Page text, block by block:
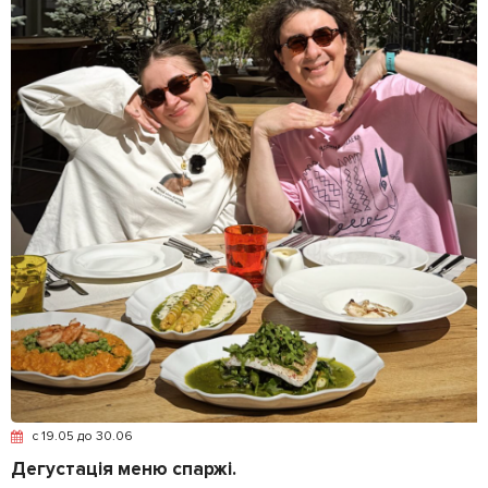
c 19.05 до 30.06
Дегустація меню спаржі.